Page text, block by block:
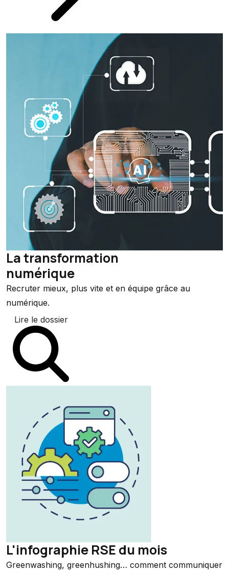
La transformation
numérique
Recruter mieux, plus vite et en équipe grâce au
numérique.
Lire le dossier
L'infographie RSE du mois
Greenwashing, greenhushing… comment communiquer